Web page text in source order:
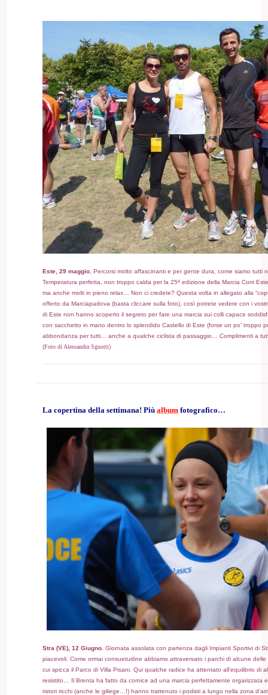
Este, 29 maggio. Percorsi molto affascinanti e per gente dura, come siamo tutti
Temperatura perfetta, non troppo calda per la 25ª edizione della Marcia Corri
ma anche molti in pieno relax… Non ci credete? Questa volta in allegato alla
offerto da Marciapadova (basta cliccare sulla foto), così potrete vedere con i
di Este non hanno scoperto il segreto per fare una marcia sui colli capace
con sacchetto in mano dentro lo splendido Castello di Este (forse un po’ troppo
abbondanza per tutti… anche a qualche ciclista di passaggio… Complimenti a
(Foto di Alessandra Sguotti)
La copertina della settimana! Piùalbum fotografico…
Stra (VE), 12 Giugno.Giornata assolata con partenza dagli Impianti Sportivi di
piacevoli. Come ormai consuetudine abbiamo attraversato i parchi di alcune
cui spicca il Parco di Villa Pisani. Qui qualche radice ha attentato all’equilibrio di
resistito… Il Brenta ha fatto da cornice ad una marcia perfettamente orgarizzata
ristori ricchi (anche le giliege…!) hanno trattenuto i podisti a lungo nella zona